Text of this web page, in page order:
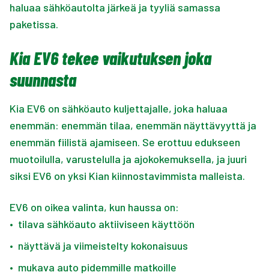
haluaa sähköautolta järkeä ja tyyliä samassa
paketissa.
Kia EV6 tekee vaikutuksen joka
suunnasta
Kia EV6 on sähköauto kuljettajalle, joka haluaa
enemmän: enemmän tilaa, enemmän näyttävyyttä ja
enemmän fiilistä ajamiseen. Se erottuu edukseen
muotoilulla, varustelulla ja ajokokemuksella, ja juuri
siksi EV6 on yksi Kian kiinnostavimmista malleista.
EV6 on oikea valinta, kun haussa on:
• tilava sähköauto aktiiviseen käyttöön
• näyttävä ja viimeistelty kokonaisuus
• mukava auto pidemmille matkoille